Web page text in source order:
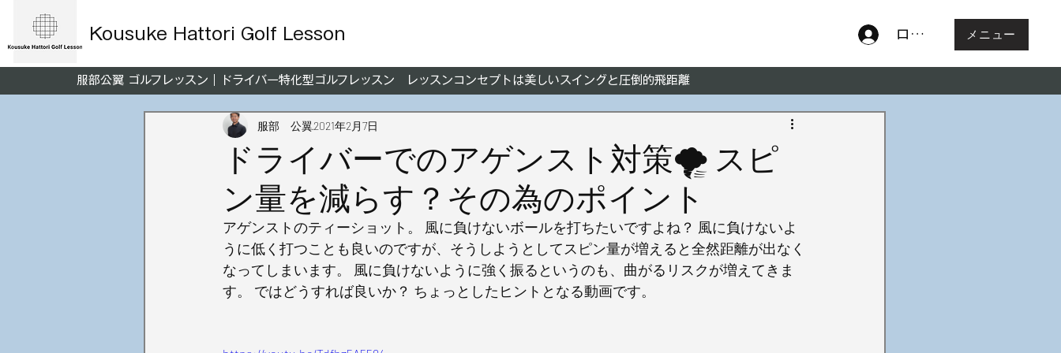
Kousuke Hattori Golf Lesson ログイン メニュー
服部公翼 ゴルフレッスン｜ドライバー特化型ゴルフレッスン レッスンコンセプトは美しいスイングと圧倒的飛距離
ドライバーでのアゲンスト対策🌪 スピ
ン量を減らす？その為のポイント
服部 公翼2021年2月7日
アゲンストのティーショット。 風に負けないボールを打ちたいですよね？ 風に負けないよ
うに低く打つことも良いのですが、そうしようとしてスピン量が増えると全然距離が出なく
なってしまいます。 風に負けないように強く振るというのも、曲がるリスクが増えてきま
す。 ではどうすれば良いか？ ちょっとしたヒントとなる動画です。